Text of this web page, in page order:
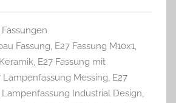
Fassungen
Fassung, E27 Fassung M10x1,
, E27 Fassung mit
Lampenfassung Messing, E27
Lampenfassung Industrial Design,